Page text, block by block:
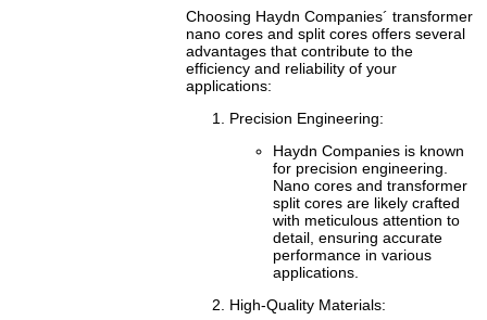
Choosing Haydn Companies´ transformer
nano cores and split cores offers several
advantages that contribute to the
efficiency and reliability of your
applications:
Precision Engineering:
Haydn Companies is known
for precision engineering.
Nano cores and transformer
split cores are likely crafted
with meticulous attention to
detail, ensuring accurate
performance in various
applications.
High-Quality Materials: